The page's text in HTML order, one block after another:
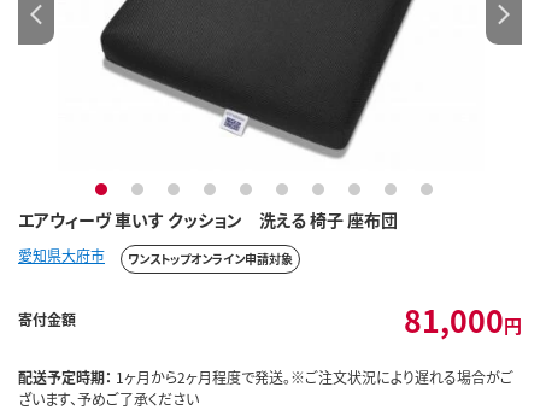
エアウィーヴ 車いす クッション 洗える 椅子 座布団
1 2 3 4 5 6 7 8 9 10
愛知県大府市 ワンストップオンライン申請対象
寄付金額 81,000円
配送予定時期： 1ヶ月から2ヶ月程度で発送。※ご注文状況により遅れる場合がご
ざいます、予めご了承ください